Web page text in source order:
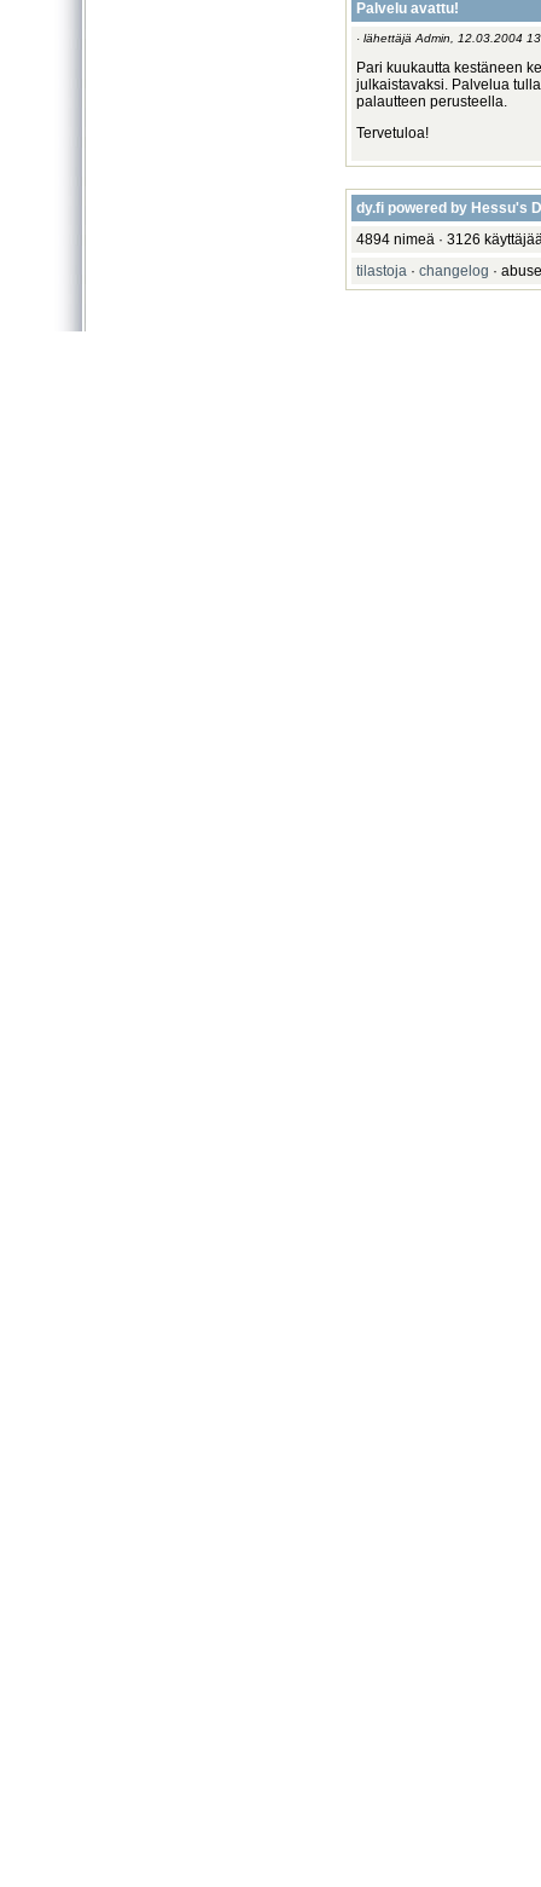
Palvelu avattu!
· lähettäjä Admin, 12.03.2004
Pari kuukautta kestäneen
julkaistavaksi. Palvelua
palautteen perusteella.
Tervetuloa!
dy.fi powered by Hessu's
4894 nimeä · 3126
tilastoja · changelog ·